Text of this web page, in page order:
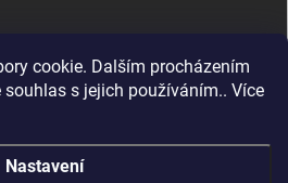
cookie. Dalším procházením
s jejich používáním.. Více
Nastavení
osobních údajů